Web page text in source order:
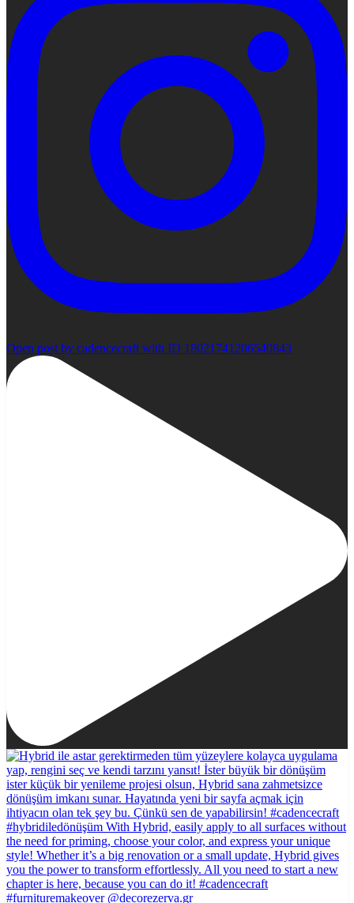
Open post by cadencecraft with ID 18021741206540843